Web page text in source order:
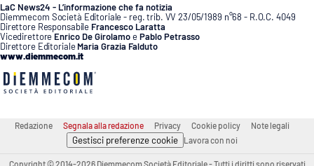
LaC News24 - L’informazione che fa notizia
Diemmecom Società Editoriale - reg. trib. VV 23/05/1989 n°68 - R.O.C. 4049
Direttore Responsabile Francesco Laratta
Vicedirettore Enrico De GirolamoePablo Petrasso
Direttore Editoriale Maria Grazia Falduto
www.diemmecom.it
Redazione Segnala alla redazione Privacy Cookie policy Note legali
Gestisci preferenze cookie Lavora con noi
Copyright © 2014-2026 Diemmecom Società Editoriale - Tutti i diritti sono riservati